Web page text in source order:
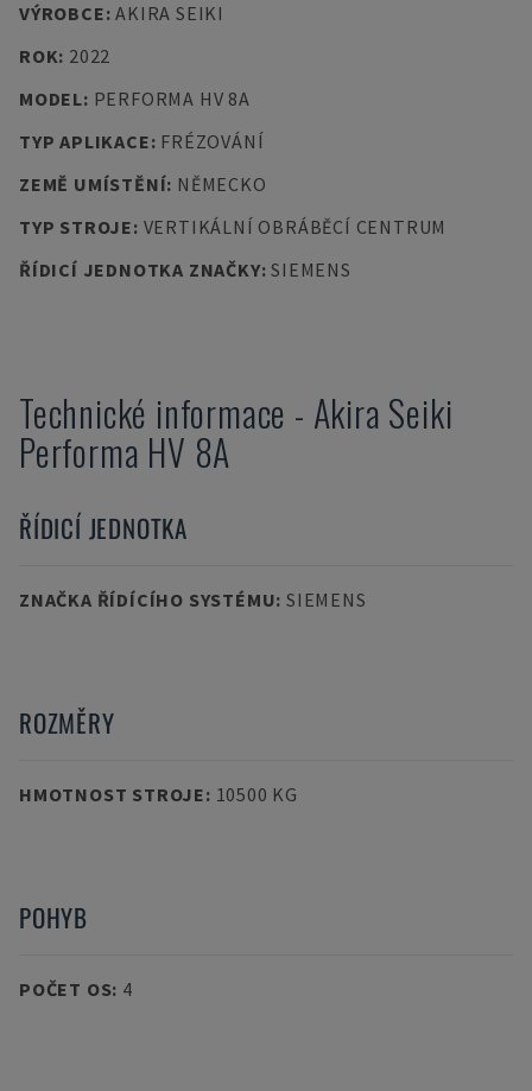
VÝROBCE:AKIRA SEIKI
ROK: 2022
MODEL: PERFORMA HV 8A
TYP APLIKACE: FRÉZOVÁNÍ
ZEMĚ UMÍSTĚNÍ: NĚMECKO
TYP STROJE: VERTIKÁLNÍ OBRÁBĚCÍ CENTRUM
ŘÍDICÍ JEDNOTKA ZNAČKY:SIEMENS
Technické informace - Akira Seiki
Performa HV 8A
ŘÍDICÍ JEDNOTKA
ZNAČKA ŘÍDÍCÍHO SYSTÉMU: SIEMENS
ROZMĚRY
HMOTNOST STROJE: 10500 KG
POHYB
POČET OS: 4